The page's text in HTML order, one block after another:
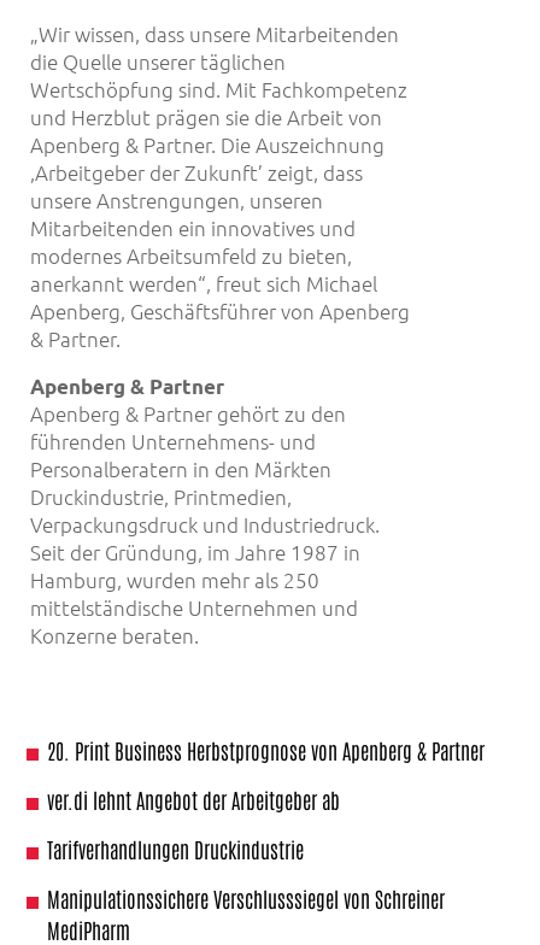
„Wir wissen, dass unsere Mitarbeitenden
die Quelle unserer täglichen
Wertschöpfung sind. Mit Fachkompetenz
und Herzblut prägen sie die Arbeit von
Apenberg & Partner. Die Auszeichnung
,Arbeitgeber der Zukunft’ zeigt, dass
unsere Anstrengungen, unseren
Mitarbeitenden ein innovatives und
modernes Arbeitsumfeld zu bieten,
anerkannt werden“, freut sich Michael
Apenberg, Geschäftsführer von Apenberg
& Partner.
Apenberg & Partner
Apenberg & Partner gehört zu den
führenden Unternehmens- und
Personalberatern in den Märkten
Druckindustrie, Printmedien,
Verpackungsdruck und Industriedruck.
Seit der Gründung, im Jahre 1987 in
Hamburg, wurden mehr als 250
mittelständische Unternehmen und
Konzerne beraten.
20. Print Business Herbstprognose von Apenberg & Partner
ver.di lehnt Angebot der Arbeitgeber ab
Tarifverhandlungen Druckindustrie
Manipulationssichere Verschlusssiegel von Schreiner
MediPharm